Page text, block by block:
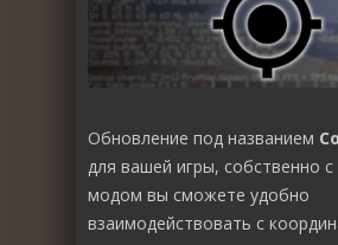
Обновление под названием
для вашей игры, собственно
модом вы сможете удобно
взаимодействовать с